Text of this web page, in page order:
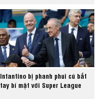
Infantino bị phanh phui cú bắt
tay bí mật với Super League